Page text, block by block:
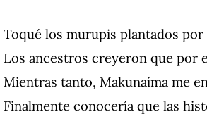
Toqué los murupis plantados
Los ancestros creyeron que por
Mientras tanto, Makunaíma me
Finalmente conocería que las